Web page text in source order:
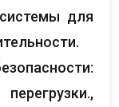
для